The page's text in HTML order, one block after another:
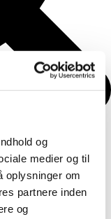
og
medier og til
oplysninger om
partnere inden
og